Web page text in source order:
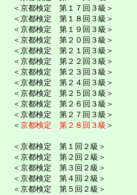
＜京都検定 第１７回３級＞
＜京都検定 第１８回３級＞
＜京都検定 第１９回３級＞
＜京都検定 第２０回３級＞
＜京都検定 第２１回３級＞
＜京都検定 第２２回３級＞
＜京都検定 第２３回３級＞
＜京都検定 第２４回３級＞
＜京都検定 第２５回３級＞
＜京都検定 第２６回３級＞
＜京都検定 第２７回３級＞
＜ 京都検定 第２８回３級 ＞
＜京都検定 第１回２級＞
＜京都検定 第２回２級＞
＜京都検定 第３回２級＞
＜京都検定 第４回２級＞
＜京都検定 第５回２級＞